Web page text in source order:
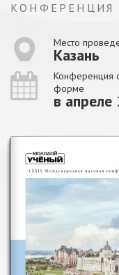
КОНФЕРЕНЦИЯ
Место
Казань
Конференция
форме
в апреле